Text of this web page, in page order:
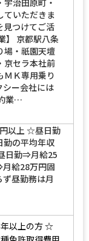
・宇治市・城
宇治田原町・
ていただきま
見つけてご活
】 京都駅八条
場・祇園天壇
京セラ本社前
Ｋ専用乗り
業…
以上 ☆昼日勤
の平均年収
日勤⇒月給25
給28万円固